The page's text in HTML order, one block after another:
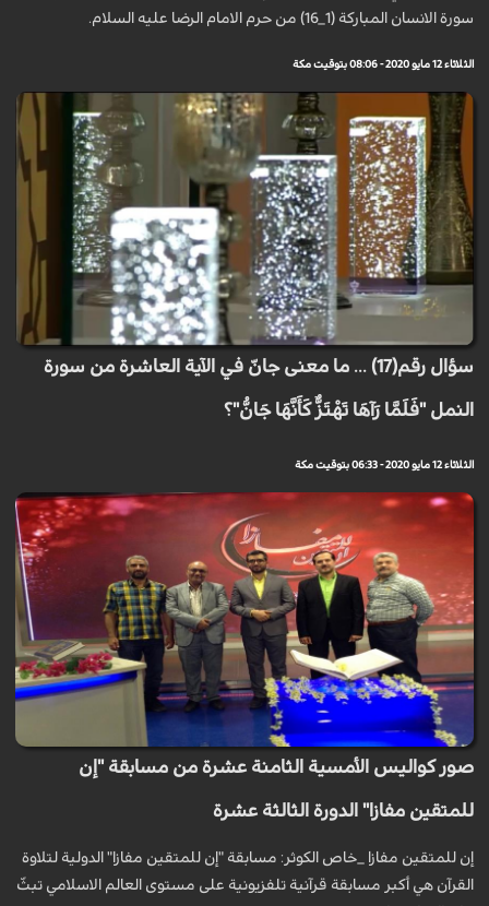
سورة الانسان المباركة (1_16) من حرم الامام الرضا عليه السلام.
الثلاثاء 12 مايو 2020 - 08:06 بتوقيت مكة
سؤال رقم(17) ... ما معنى جانّ في الآية العاشرة من سورة
النمل "فَلَمَّا رَآهَا تَهْتَزُّ كَأَنَّهَا جَانٌّ"؟
الثلاثاء 12 مايو 2020 - 06:33 بتوقيت مكة
صور كواليس الأمسية الثامنة عشرة من مسابقة "إن
للمتقين مفازا" الدورة الثالثة عشرة
إن للمتقين مفازا _خاص الكوثر: مسابقة "إن للمتقين مفازا" الدولية لتلاوة
القرآن هي أكبر مسابقة قرآنية تلفزيونية على مستوى العالم الاسلامي تبثّ